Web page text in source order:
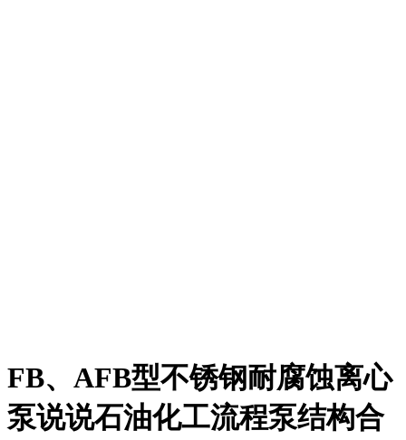
FB、AFB型不锈钢耐腐蚀离心
泵说说石油化工流程泵结构合